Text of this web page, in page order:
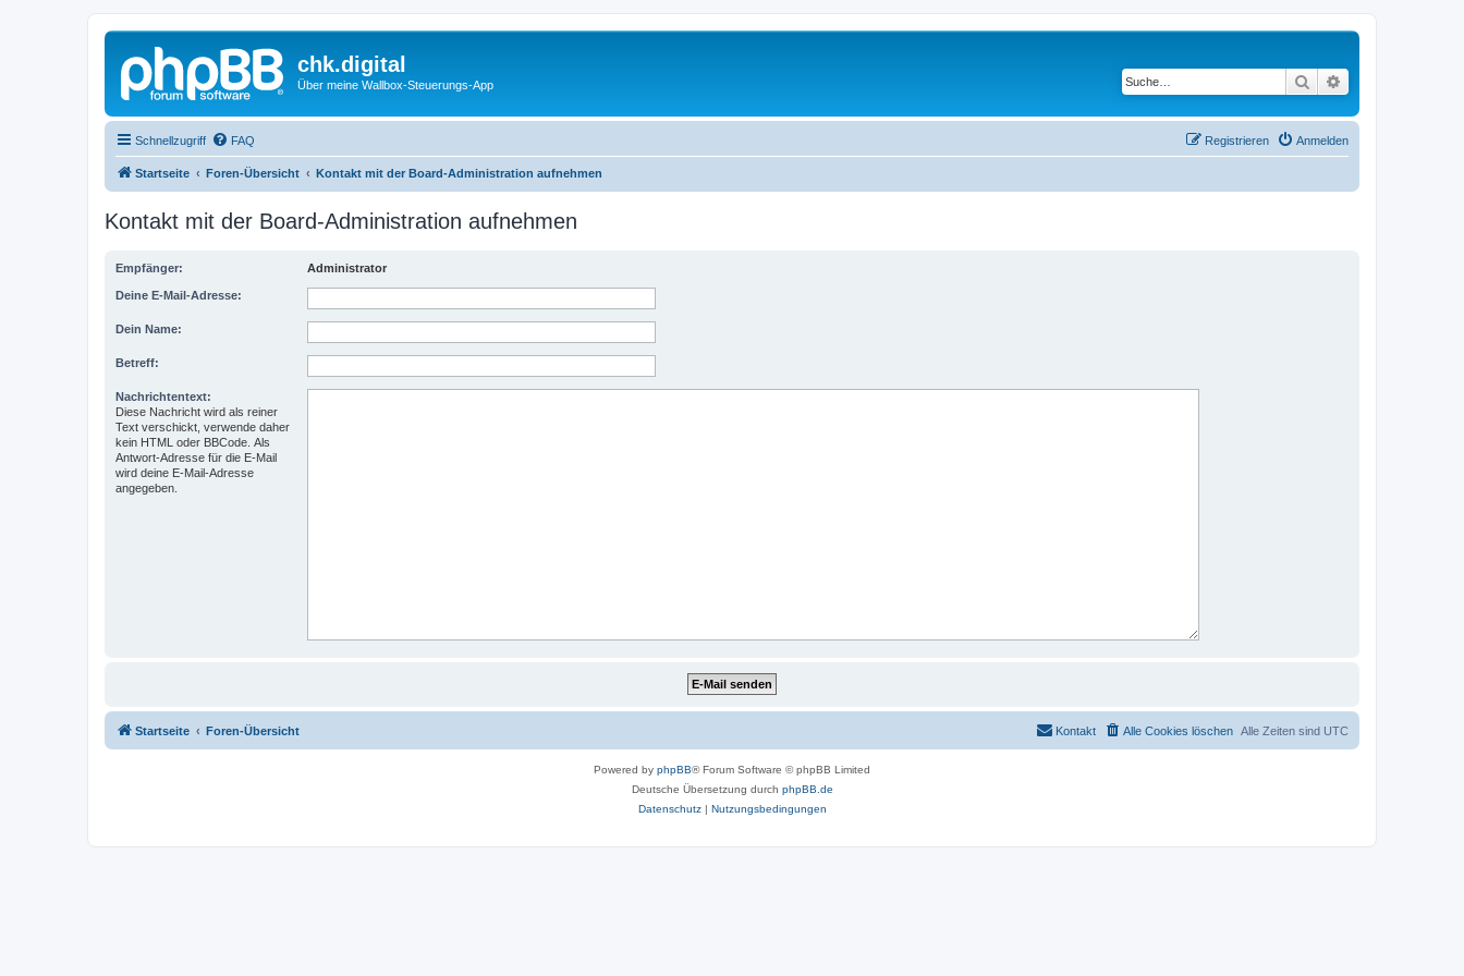
chk.digital
Über meine Wallbox-Steuerungs-App Suche
Schnellzugriff FAQ Anmelden
Registrieren
Startseite Foren-Übersicht Kontakt mit der Board-Administration aufnehmen
Kontakt mit der Board-Administration aufnehmen
Empfänger: Administrator
Deine E-Mail-Adresse:
Dein Name:
Betreff:
Nachrichtentext:
Diese Nachricht wird als reiner
Text verschickt, verwende daher
kein HTML oder BBCode. Als
Antwort-Adresse für die E-Mail
wird deine E-Mail-Adresse
angegeben.
Startseite Foren-Übersicht Alle Zeiten sind UTC
Alle Cookies löschen
Kontakt
Powered by phpBB® Forum Software © phpBB Limited
Deutsche Übersetzung durch phpBB.de
Datenschutz| Nutzungsbedingungen